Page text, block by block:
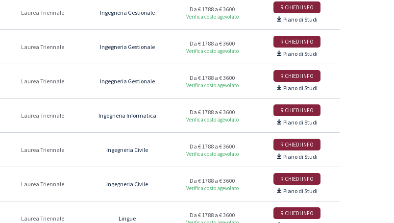
Laurea Triennale Ingegneria Gestionale Da € 1788 a € 3600
Verifica costo agevolato
RICHIEDI INFO
Piano di Studi
Laurea Triennale Ingegneria Gestionale Da € 1788 a € 3600
Verifica costo agevolato
RICHIEDI INFO
Piano di Studi
Laurea Triennale Ingegneria Gestionale Da € 1788 a € 3600
Verifica costo agevolato
RICHIEDI INFO
Piano di Studi
Laurea Triennale Ingegneria Informatica Da € 1788 a € 3600
Verifica costo agevolato
RICHIEDI INFO
Piano di Studi
Laurea Triennale Ingegneria Civile Da € 1788 a € 3600
Verifica costo agevolato
RICHIEDI INFO
Piano di Studi
Laurea Triennale Ingegneria Civile Da € 1788 a € 3600
Verifica costo agevolato
RICHIEDI INFO
Piano di Studi
Laurea Triennale Lingue Da € 1788 a € 3600 RICHIEDI INFO